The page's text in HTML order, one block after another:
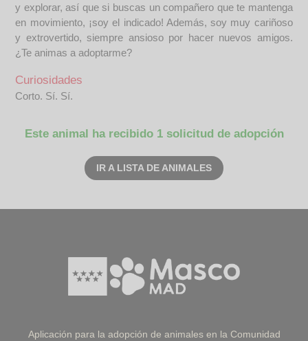
y explorar, así que si buscas un compañero que te mantenga
en movimiento, ¡soy el indicado! Además, soy muy cariñoso
y extrovertido, siempre ansioso por hacer nuevos amigos.
¿Te animas a adoptarme?
Curiosidades
Corto. Sí. Sí.
Este animal ha recibido 1 solicitud de adopción
IR A LISTA DE ANIMALES
Aplicación para la adopción de animales en la Comunidad